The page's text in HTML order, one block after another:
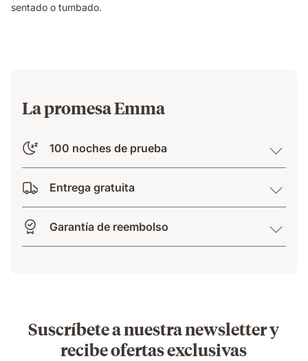
sentado o tumbado.
La promesa Emma
100 noches de prueba
Entrega gratuita
Garantía de reembolso
Suscríbete a nuestra newsletter y
recibe ofertas exclusivas